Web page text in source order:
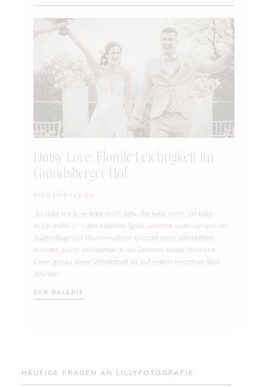
Daisy Love: Florale Leichtigkeit im
Grandsberger Hof
NIEDERBAYERN
„Er liebt mich, er liebt mich sehr. Sie liebt mich, sie liebt
mich mehr …“ – das liebliche Spiel, welches viele von uns an
Jugendtage auf Blumenwiesen und die erste Verliebtheit
erinnert, passt wunderbar in die Szenerie dieser Hochzeit.
Denn genau diese Verliebtheit ist auf jedem einzelnen Bild
spürbar.
ZUR GALERIE
HÄUFIGE FRAGEN AN LILLYFOTOGRAFIE